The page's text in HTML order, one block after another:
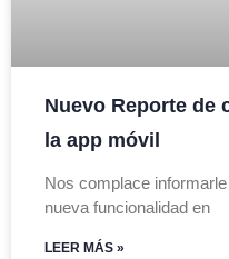
Nuevo Reporte de
la app móvil
Nos complace
nueva funcionalidad en
LEER MÁS »